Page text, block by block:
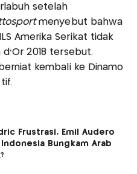
setelah
menyebut bahwa
Amerika Serikat tidak
2018 tersebut.
kembali ke Dinamo
Frustrasi, Emil Audero
Bungkam Arab